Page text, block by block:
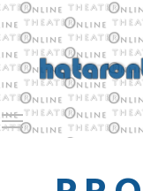
Toggle main